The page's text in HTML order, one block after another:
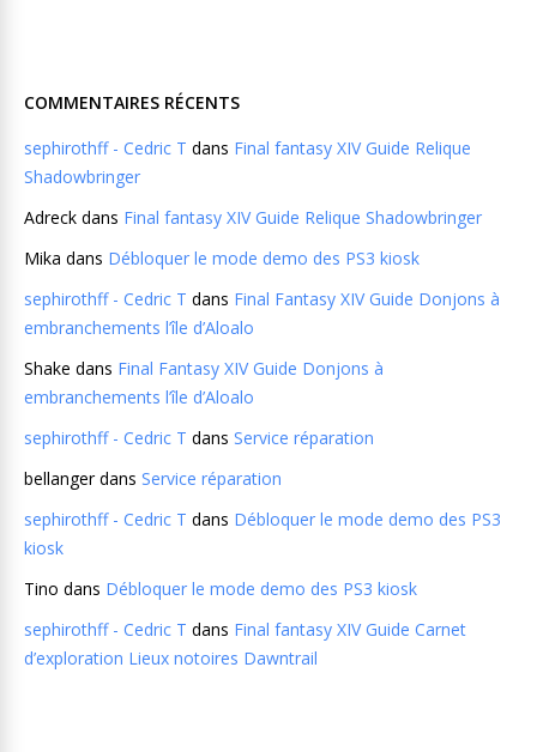
COMMENTAIRES RÉCENTS
sephirothff - Cedric T dans Final fantasy XIV Guide Relique
Shadowbringer
Adreck dans Final fantasy XIV Guide Relique Shadowbringer
Mika dans Débloquer le mode demo des PS3 kiosk
sephirothff - Cedric T dans Final Fantasy XIV Guide Donjons à
embranchements l’île d’Aloalo
Shake dans Final Fantasy XIV Guide Donjons à
embranchements l’île d’Aloalo
sephirothff - Cedric T dans Service réparation
bellangerdans Service réparation
sephirothff - Cedric T dans Débloquer le mode demo des PS3
kiosk
Tino dans Débloquer le mode demo des PS3 kiosk
sephirothff - Cedric T dans Final fantasy XIV Guide Carnet
d’exploration Lieux notoires Dawntrail